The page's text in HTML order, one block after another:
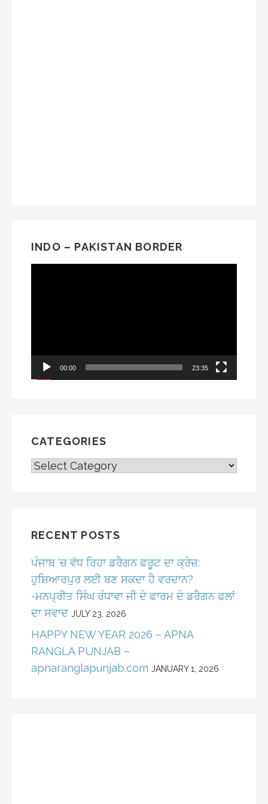
INDO – PAKISTAN BORDER
00:00 23:35
CATEGORIES
CATEGORIES
RECENT POSTS
ਪੰਜਾਬ ‘ਚ ਵੱਧ ਰਿਹਾ ਡਰੈਗਨ ਫਰੂਟ ਦਾ ਕ੍ਰੇਜ਼:
ਹੁਸ਼ਿਆਰਪੁਰ ਲਈ ਬਣ ਸਕਦਾ ਹੈ ਵਰਦਾਨ?
-ਮਨਪ੍ਰੀਤ ਸਿੰਘ ਰੰਧਾਵਾ ਜੀ ਦੇ ਫਾਰਮ ਦੇ ਡਰੈਗਨ ਫਲਾਂ
ਦਾ ਸਵਾਦ JULY 23, 2026
HAPPY NEW YEAR 2026 – APNA
RANGLA PUNJAB –
apnaranglapunjab.com JANUARY 1, 2026